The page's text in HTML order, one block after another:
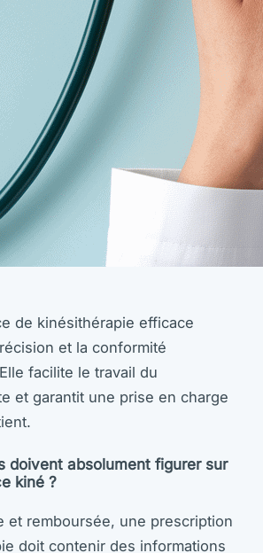
de kinésithérapie efficace
et la conformité
facilite le travail du
et garantit une prise en charge
doivent absolument figurer sur
kiné ?
et remboursée, une prescription
doit contenir des informations